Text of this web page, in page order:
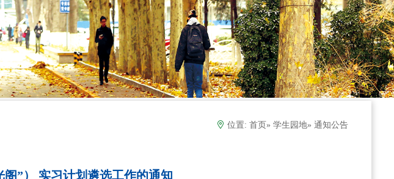
位置: 首页 » 学生园地» 通知公告
”） 实习计划遴选工作的通知